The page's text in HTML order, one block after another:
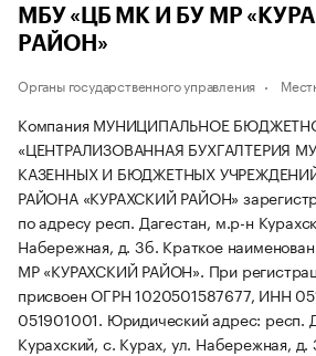
МБУ «ЦБ МК И БУ МР
РАЙОН»
Органы государственного управления
Компания МУНИЦИПАЛЬНОЕ
«ЦЕНТРАЛИЗОВАННАЯ БУХГАЛТЕРИЯ
КАЗЕННЫХ И БЮДЖЕТНЫХ
РАЙОНА «КУРАХСКИЙ РАЙОН»
по адресу респ. Дагестан, м.р-н
Набережная, д. 3б. Краткое
МР «КУРАХСКИЙ РАЙОН». При
присвоен ОГРН 1020501587677, ИНН
051901001. Юридический адрес: респ.
Курахский, с. Курах, ул. Набережная, д.